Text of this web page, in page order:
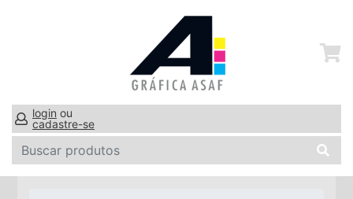
login ou
cadastre-se